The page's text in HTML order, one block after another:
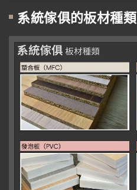
系統傢俱的板材種類